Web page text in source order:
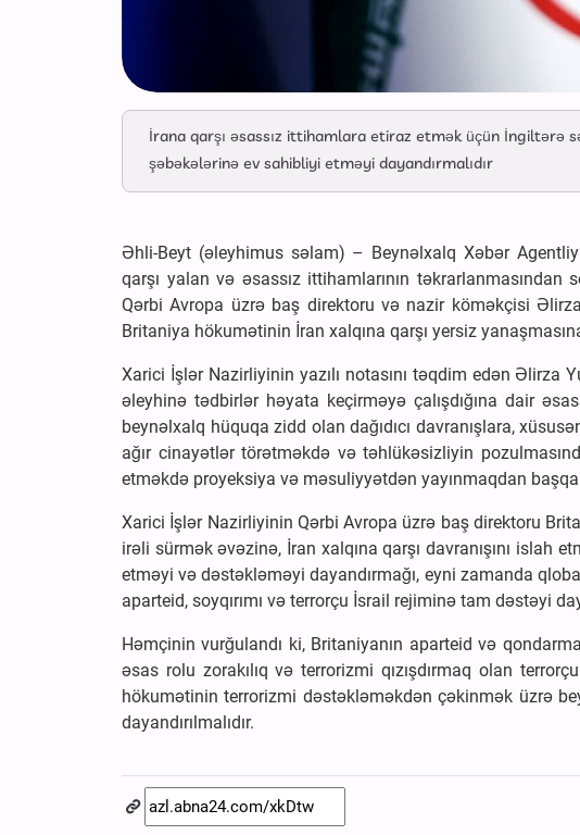
İrana qarşı əsassız ittihamlara etiraz etmək üçün İngiltərə
şəbəkələrinə ev sahibliyi etməyi dayandırmalıdır
Əhli-Beyt (əleyhimus səlam) – Beynəlxalq Xəbər
qarşı yalan və əsassız ittihamlarının
Qərbi Avropa üzrə baş direktoru və nazir köməkçisi
Britaniya hökumətinin İran xalqına qarşı yersiz yanaşmasına
Xarici İşlər Nazirliyinin yazılı notasını təqdim edən
əleyhinə tədbirlər həyata keçirməyə çalışdığına dair
beynəlxalq hüquqa zidd olan dağıdıcı davranışlara,
ağır cinayətlər törətməkdə və təhlükəsizliyin
etməkdə proyeksiya və məsuliyyətdən yayınmaqdan başqa
Xarici İşlər Nazirliyinin Qərbi Avropa üzrə baş direktoru
irəli sürmək əvəzinə, İran xalqına qarşı davranışını islah
etməyi və dəstəkləməyi dayandırmağı, eyni zamanda
aparteid, soyqırımı və terrorçu İsrail rejiminə tam dəstəyi
Həmçinin vurğulandı ki, Britaniyanın aparteid və
əsas rolu zorakılıq və terrorizmi qızışdırmaq olan
hökumətinin terrorizmi dəstəkləməkdən çəkinmək üzrə
dayandırılmalıdır.